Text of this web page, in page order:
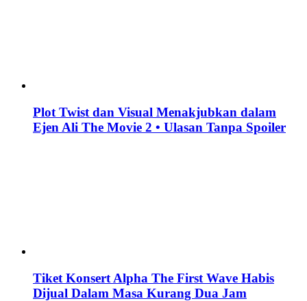
Plot Twist dan Visual Menakjubkan dalam
Ejen Ali The Movie 2 • Ulasan Tanpa Spoiler
Tiket Konsert Alpha The First Wave Habis
Dijual Dalam Masa Kurang Dua Jam